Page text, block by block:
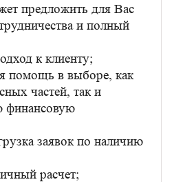
предложить для Вас
и полный
к клиенту;
помощь в выборе, как
частей, так и
финансовую
заявок по наличию
расчет;